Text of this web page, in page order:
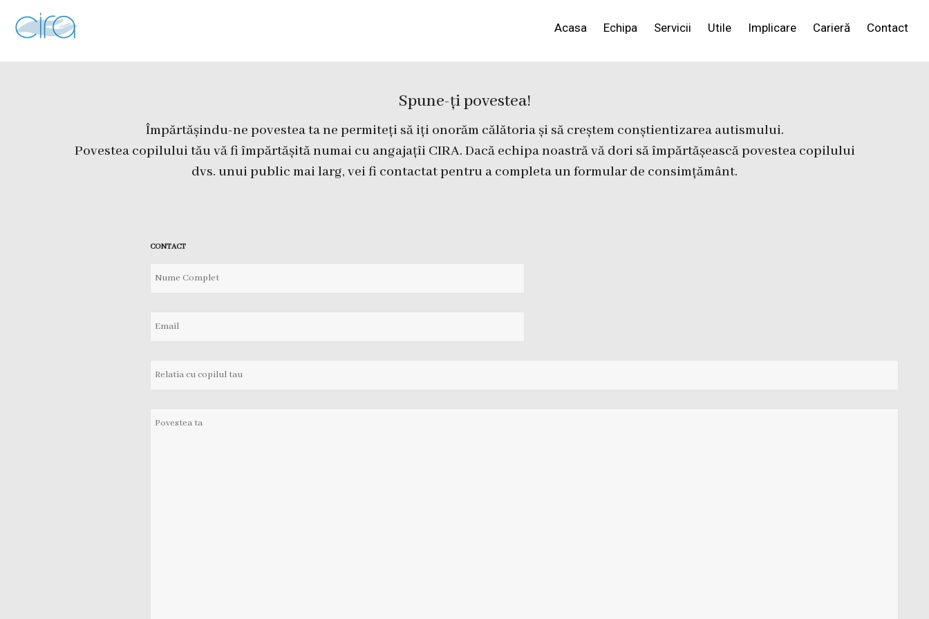
Acasa Echipa Servicii Utile Implicare Carieră Contact
Spune-ți povestea!
Împărtășindu-ne povestea ta ne permiteți să iți onorăm călătoria și să creștem conștientizarea autismului.
Povestea copilului tău vă fi împărtășită numai cu angajațîi CIRA. Dacă echipa noastră vă dori să împărtășească povestea copilului
dvs. unui public mai larg, vei fi contactat pentru a completa un formular de consimțământ.
CONTACT